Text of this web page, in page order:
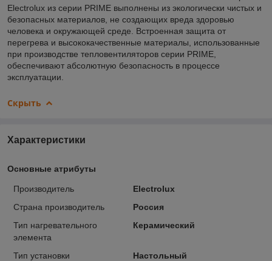
Electrolux из серии PRIME выполнены из экологически чистых и
безопасных материалов, не создающих вреда здоровью
человека и окружающей среде. Встроенная защита от
перегрева и высококачественные материалы, использованные
при производстве тепловентиляторов серии PRIME,
обеспечивают абсолютную безопасность в процессе
эксплуатации.
Скрыть
Характеристики
Основные атрибуты
Производитель
Electrolux
Страна производитель
Россия
Тип нагревательного
элемента
Керамический
Тип установки
Настольный